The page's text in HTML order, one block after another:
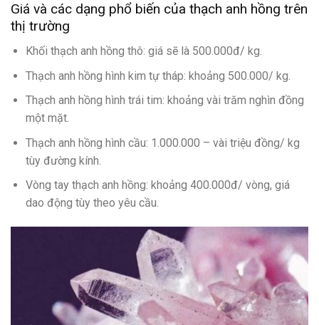
Giá và các dạng phổ biến của thạch anh hồng trên
thị trường
Khối thạch anh hồng thô: giá sẽ là 500.000đ/ kg.
Thạch anh hồng hình kim tự tháp: khoảng 500.000/ kg.
Thạch anh hồng hình trái tim: khoảng vài trăm nghìn đồng
một mặt.
Thạch anh hồng hình cầu: 1.000.000 – vài triệu đồng/ kg
tùy đường kính.
Vòng tay thạch anh hồng: khoảng 400.000đ/ vòng, giá
dao động tùy theo yêu cầu.